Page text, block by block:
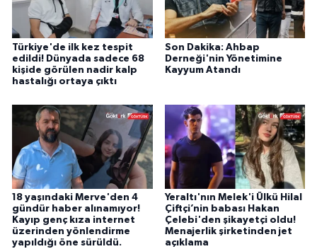
Türkiye'de ilk kez tespit
edildi! Dünyada sadece 68
kişide görülen nadir kalp
hastalığı ortaya çıktı
Son Dakika: Ahbap
Derneği'nin Yönetimine
Kayyum Atandı
18 yaşındaki Merve'den 4
gündür haber alınamıyor!
Kayıp genç kıza internet
üzerinden yönlendirme
yapıldığı öne sürüldü.
Yeraltı'nın Melek'i Ülkü Hilal
Çiftçi’nin babası Hakan
Çelebi'den şikayetçi oldu!
Menajerlik şirketinden jet
açıklama